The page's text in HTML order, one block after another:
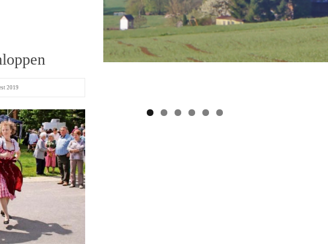
2019